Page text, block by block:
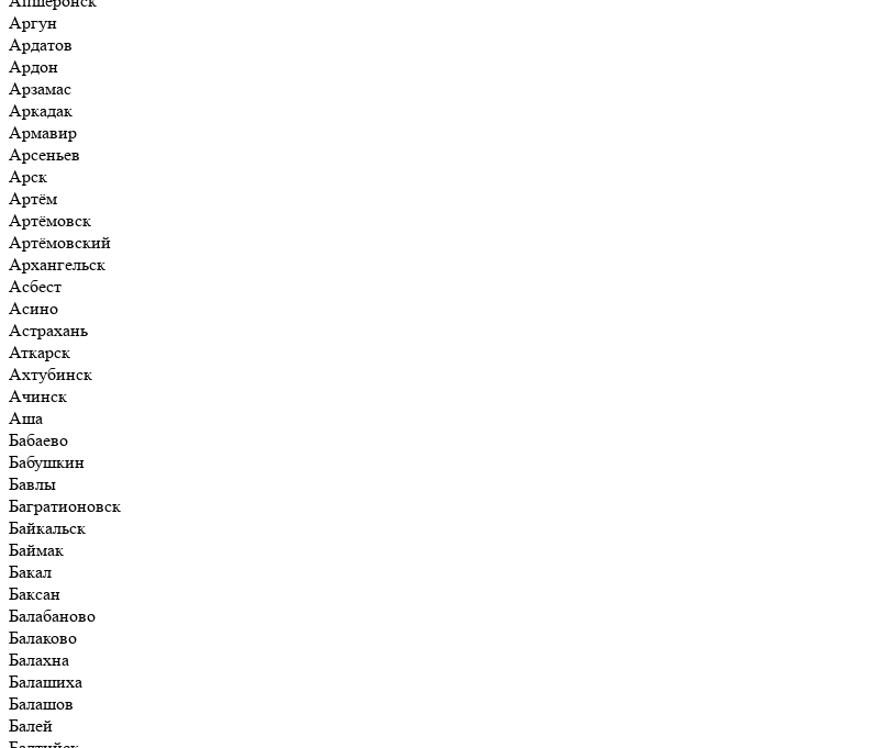
Аргун
Ардатов
Ардон
Арзамас
Аркадак
Армавир
Арсеньев
Арск
Артём
Артёмовск
Артёмовский
Архангельск
Асбест
Асино
Астрахань
Аткарск
Ахтубинск
Ачинск
Аша
Бабаево
Бабушкин
Бавлы
Багратионовск
Байкальск
Баймак
Бакал
Баксан
Балабаново
Балаково
Балахна
Балашиха
Балашов
Балей